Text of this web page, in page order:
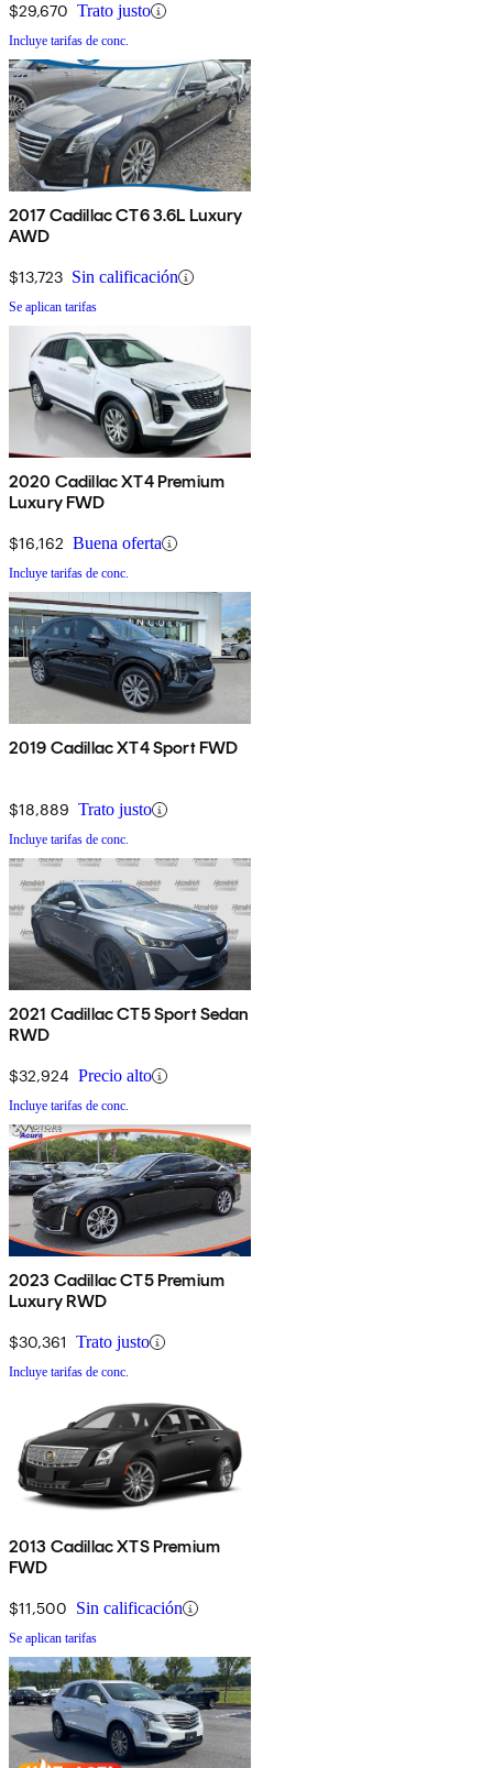
$29,670 Trato justo
Incluye tarifas de conc.
2017 Cadillac CT6 3.6L Luxury
AWD
$13,723 Sin calificación
Se aplican tarifas
2020 Cadillac XT4 Premium
Luxury FWD
$16,162 Buena oferta
Incluye tarifas de conc.
2019 Cadillac XT4 Sport FWD
$18,889 Trato justo
Incluye tarifas de conc.
2021 Cadillac CT5 Sport Sedan
RWD
$32,924 Precio alto
Incluye tarifas de conc.
2023 Cadillac CT5 Premium
Luxury RWD
$30,361 Trato justo
Incluye tarifas de conc.
2013 Cadillac XTS Premium
FWD
$11,500 Sin calificación
Se aplican tarifas